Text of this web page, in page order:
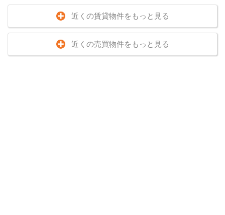
近くの賃貸物件をもっと見る
近くの売買物件をもっと見る